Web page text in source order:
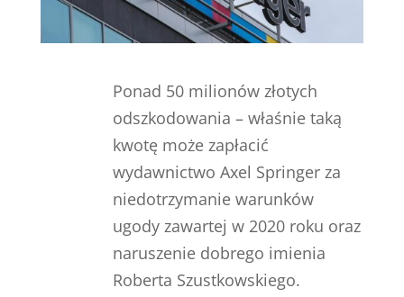
Ponad 50 milionów złotych
odszkodowania – właśnie taką
kwotę może zapłacić
wydawnictwo Axel Springer za
niedotrzymanie warunków
ugody zawartej w 2020 roku oraz
naruszenie dobrego imienia
Roberta Szustkowskiego.